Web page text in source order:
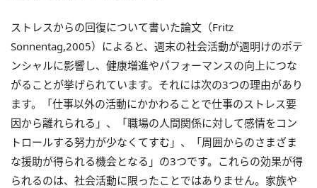
ストレスからの回復について書いた論文（Fritz
Sonnentag,2005）によると、週末の社会活動が週明けのポテ
ンシャルに影響し、健康増進やパフォーマンスの向上につな
がることが挙げられています。それには次の3つの理由があり
ます。「仕事以外の活動にかかわることで仕事のストレス要
因から離れられる」、「職場の人間関係に対して感情をコン
トロールする努力が少なくてすむ」、「周囲からのさまざま
な援助が得られる機会となる」の3つです。これらの効果が得
られるのは、社会活動に限ったことではありません。家族や